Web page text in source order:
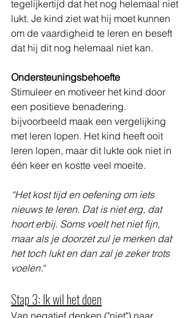
tegelijkertijd dat het nog helemaal niet
lukt. Je kind ziet wat hij moet kunnen
om de vaardigheid te leren en beseft
dat hij dit nog helemaal niet kan.
Ondersteuningsbehoefte
Stimuleer en motiveer het kind door
een positieve benadering.
bijvoorbeeld maak een vergelijking
met leren lopen. Het kind heeft ooit
leren lopen, maar dit lukte ook niet in
één keer en kostte veel moeite.
“Het kost tijd en oefening om iets
nieuws te leren. Dat is niet erg, dat
hoort erbij. Soms voelt het niet fijn,
maar als je doorzet zul je merken dat
het toch lukt en dan zal je zeker trots
voelen.“
Stap 3: Ik wil het doen
Van negatief denken ("niet") naar